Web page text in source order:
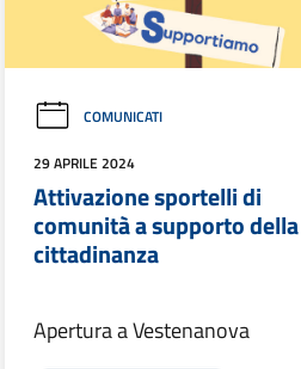
COMUNICATI
29 APRILE 2024
Attivazione sportelli di
comunità a supporto della
cittadinanza
Apertura a Vestenanova